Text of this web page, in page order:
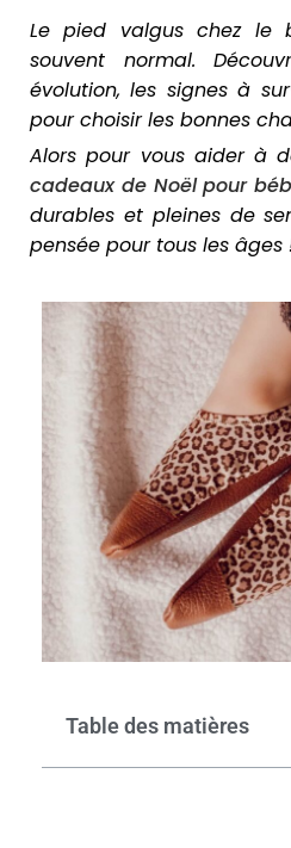
Le pied valgus chez le
souvent normal.
évolution, les signes à
pour choisir les bonnes
Alors pour vous aider à
cadeaux de Noël pour
durables et pleines de
pensée pour tous les âges
Table des matières